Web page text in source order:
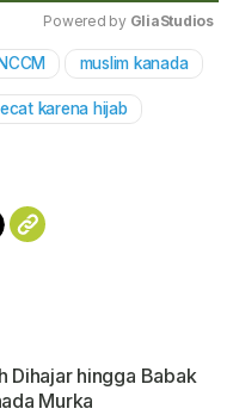
Mute
Powered by GliaStudios
NCCM muslim kanada
karena hijab
Dihajar hingga Babak
Murka